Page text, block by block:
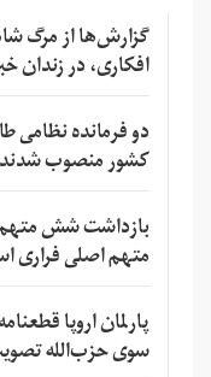
گزارش‌ها از مرگ
افکاری، در زندان
دو فرمانده نظامی
کشور منصوب شدند
بازداشت شش
متهم اصلی فراری
پارلمان اروپا
سوی حزب‌الله